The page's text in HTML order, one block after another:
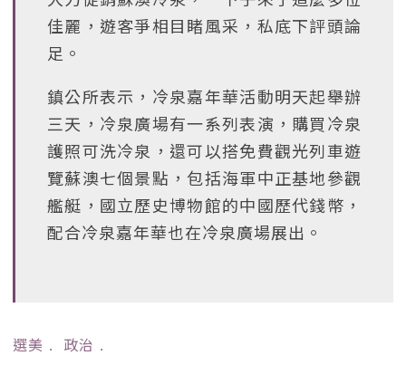
佳麗，遊客爭相目睹風采，私底下評頭論
足。
鎮公所表示，冷泉嘉年華活動明天起舉辦
三天，冷泉廣場有一系列表演，購買冷泉
護照可洗冷泉，還可以搭免費觀光列車遊
覽蘇澳七個景點，包括海軍中正基地參觀
艦艇，國立歷史博物館的中國歷代錢幣，
配合冷泉嘉年華也在冷泉廣場展出。
選美 ﹒ 政治 ﹒